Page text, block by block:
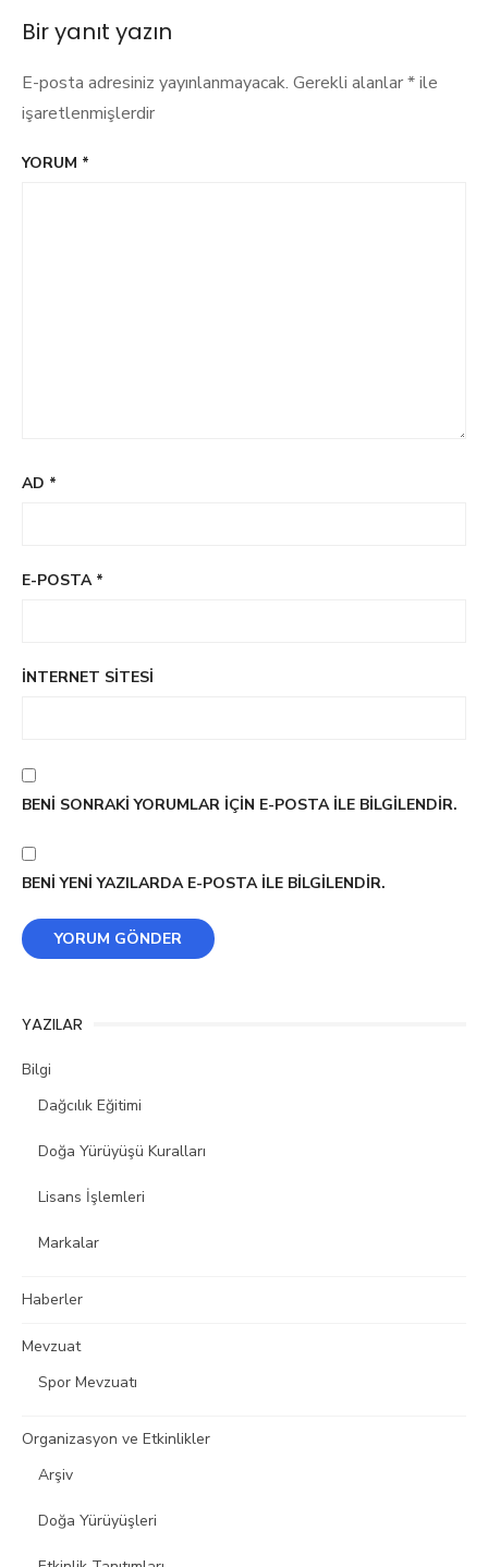
Bir yanıt yazın
E-posta adresiniz yayınlanmayacak. Gerekli alanlar*ile
işaretlenmişlerdir
YORUM *
AD *
E-POSTA *
İNTERNET SITESI
BENI SONRAKI YORUMLAR IÇIN E-POSTA ILE BILGILENDIR.
BENI YENI YAZILARDA E-POSTA ILE BILGILENDIR.
YAZILAR
Bilgi
Dağcılık Eğitimi
Doğa Yürüyüşü Kuralları
Lisans İşlemleri
Markalar
Haberler
Mevzuat
Spor Mevzuatı
Organizasyon ve Etkinlikler
Arşiv
Doğa Yürüyüşleri